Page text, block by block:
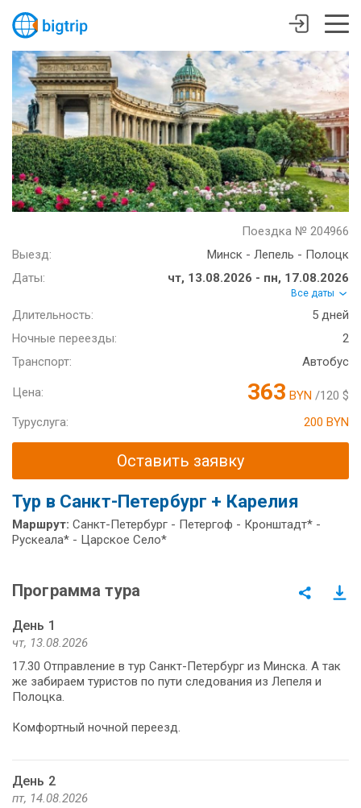
Поездка № 204966
Выезд:
Минск - Лепель - Полоцк
Даты:
чт, 13.08.2026 - пн, 17.08.2026
Все даты
Длительность:
5 дней
Ночные переезды:
2
Транспорт:
Автобус
Цена: 363 BYN /120 $
Туруслуга:
200 BYN
Оставить заявку
Тур в Санкт-Петербург + Карелия
Маршрут: Санкт-Петербург - Петергоф - Кронштадт* -
Рускеала* - Царское Село*
Программа тура
День 1
чт, 13.08.2026
17.30 Отправление в тур Санкт-Петербург из Минска. А так
же забираем туристов по пути следования из Лепеля и
Полоцка.
Комфортный ночной переезд.
День 2
пт, 14.08.2026